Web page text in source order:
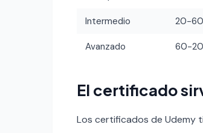
Intermedio 20-
Avanzado 60-
El certificado
Los certificados de Udemy